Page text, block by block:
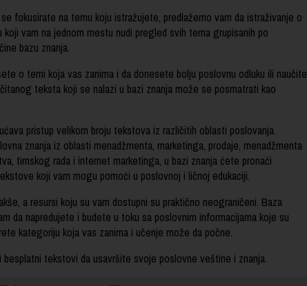
fokusirate na temu koju istražujete, predlažemo vam da istraživanje o
vam na jednom mestu nudi pregled svih tema grupisanih po
bazu znanja.
o temi koja vas zanima i da donesete bolju poslovnu odluku ili naučite
teksta koji se nalazi u bazi znanja može se posmatrati kao
pristup velikom broju tekstova iz različitih oblasti poslovanja.
znanja iz oblasti menadžmenta, marketinga, prodaje, menadžmenta
timskog rada i internet marketinga, u bazi znanja ćete pronaći
koji vam mogu pomoći u poslovnoj i ličnoj edukaciji.
a resursi koju su vam dostupni su praktično neograničeni. Baza
da napredujete i budete u toku sa poslovnim informacijama koje su
kategoriju koja vas zanima i učenje može da počne.
tekstovi da usavršite svoje poslovne veštine i znanja.